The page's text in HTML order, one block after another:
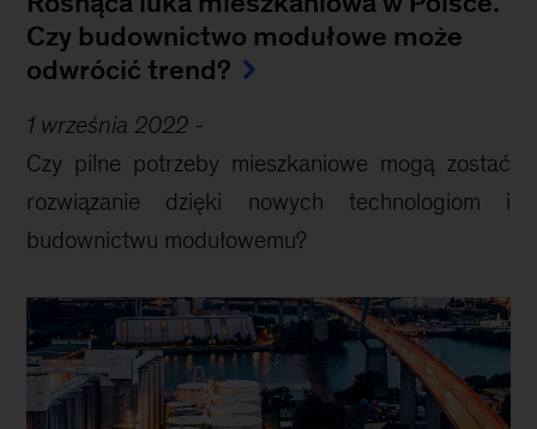
Czy budownictwo modułowe może
odwrócić trend?
1 września 2022 -
Czy pilne potrzeby mieszkaniowe mogą zostać
rozwiązanie dzięki nowych technologiom i
budownictwu modułowemu?